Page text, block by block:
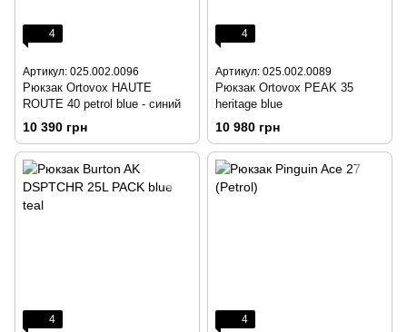
4
Артикул: 025.002.0096
Рюкзак Ortovox HAUTE
ROUTE 40 petrol blue - синий
10 390 грн
4
Артикул: 025.002.0089
Рюкзак Ortovox PEAK 35
heritage blue
10 980 грн
4 4